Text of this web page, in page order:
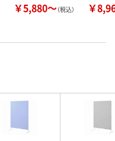
￥5,880～（税込） ￥